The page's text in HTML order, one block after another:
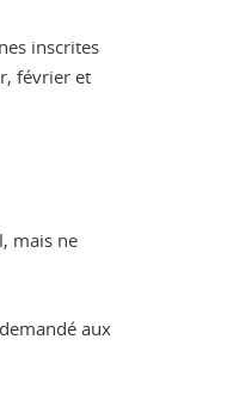
inscrites
février et
mais ne
aux